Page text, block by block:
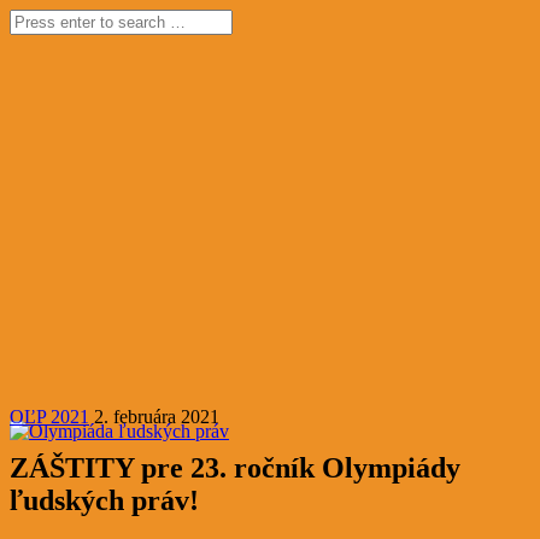
OĽP 2021 2. februára 2021
ZÁŠTITY pre 23. ročník Olympiády
ľudských práv!